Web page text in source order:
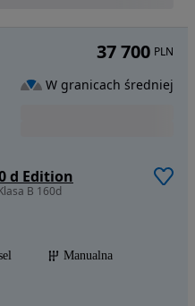
d Edition
B 160d
Manualna
37 700 PLN
W granicach średniej